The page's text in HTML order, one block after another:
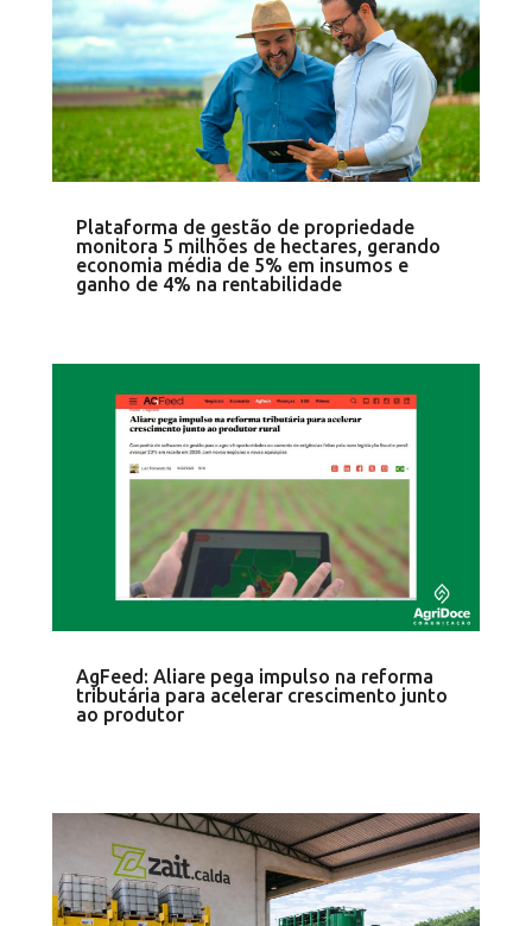
Plataforma de gestão de propriedade
monitora 5 milhões de hectares, gerando
economia média de 5% em insumos e
ganho de 4% na rentabilidade
AgFeed: Aliare pega impulso na reforma
tributária para acelerar crescimento junto
ao produtor